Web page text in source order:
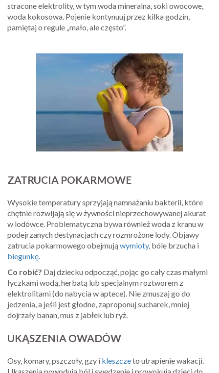
stracone elektrolity, w tym woda mineralna, soki owocowe,
woda kokosowa. Pojenie kontynuuj przez kilka godzin,
pamiętaj o regule „mało, ale często”.
ZATRUCIA POKARMOWE
Wysokie temperatury sprzyjają namnażaniu bakterii, które
chętnie rozwijają się w żywności nieprzechowywanej akurat
w lodówce. Problematyczna bywa również woda z kranu w
podejrzanych destynacjach czy rozmrożone lody. Objawy
zatrucia pokarmowego obejmują wymioty, bóle brzucha i
biegunkę
Co robić? Daj dziecku odpocząć, pojąc go cały czas małymi
łyczkami wodą, herbatą lub specjalnym roztworem z
elektrolitami (do nabycia w aptece). Nie zmuszaj go do
jedzenia, a jeśli jest głodne, zaproponuj sucharek, mniej
dojrzały banan, mus z jabłek lub ryż.
UKĄSZENIA OWADÓW
Osy, komary, pszczoły, gzy i kleszczeto utrapienie wakacji.
Ukąszenia powodują ból i swędzenie i prowokują dzieci do